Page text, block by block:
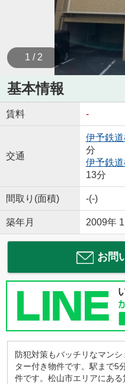
1 / 2
基本情報
賃料 -
交通
伊予鉄
分
伊予鉄
13分
間取り(面積) -(-)
築年月 2009年
お問
防犯対策もバッチリなマン
ター付き物件です。駅まで5
件です。松山市エリアにあ